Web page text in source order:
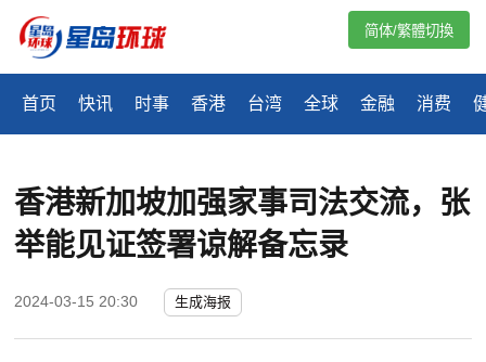
首页 快讯 时事 香港 台湾 全球 金融 消费
简体/繁體切換
香港新加坡加强家事司法交流，张
举能见证签署谅解备忘录
2024-03-15 20:30 生成海报